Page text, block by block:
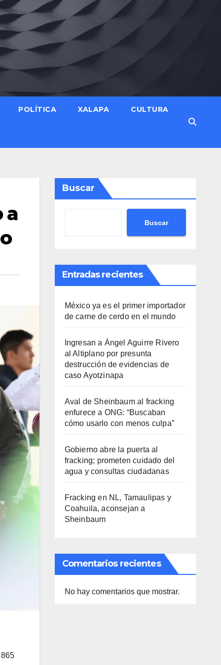
POLÍTICA XALAPA CULTURA
a
Buscar
Buscar
Entradas recientes
México ya es el primer importador
de carne de cerdo en el mundo
Ingresan a Ángel Aguirre Rivero
al Altiplano por presunta
destrucción de evidencias de
caso Ayotzinapa
Aval de Sheinbaum al fracking
enfurece a ONG: “Buscaban
cómo usarlo con menos culpa”
Gobierno abre la puerta al
fracking; prometen cuidado del
agua y consultas ciudadanas
Fracking en NL, Tamaulipas y
Coahuila, aconsejan a
Sheinbaum
Comentarios recientes
No hay comentarios que mostrar.